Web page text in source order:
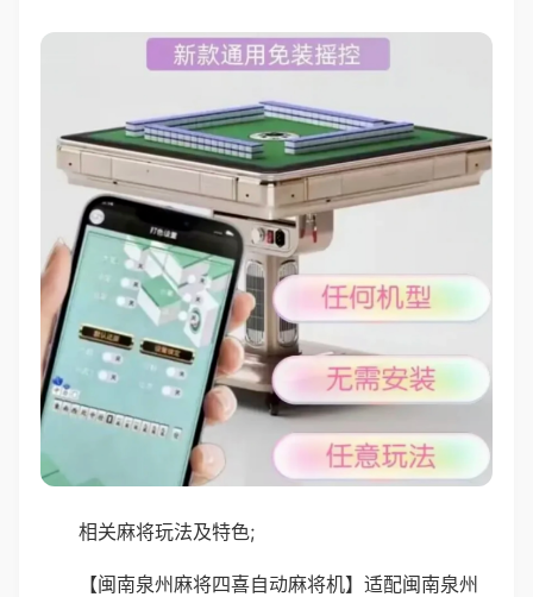
相关麻将玩法及特色;
【闽南泉州麻将四喜自动麻将机】适配闽南泉州